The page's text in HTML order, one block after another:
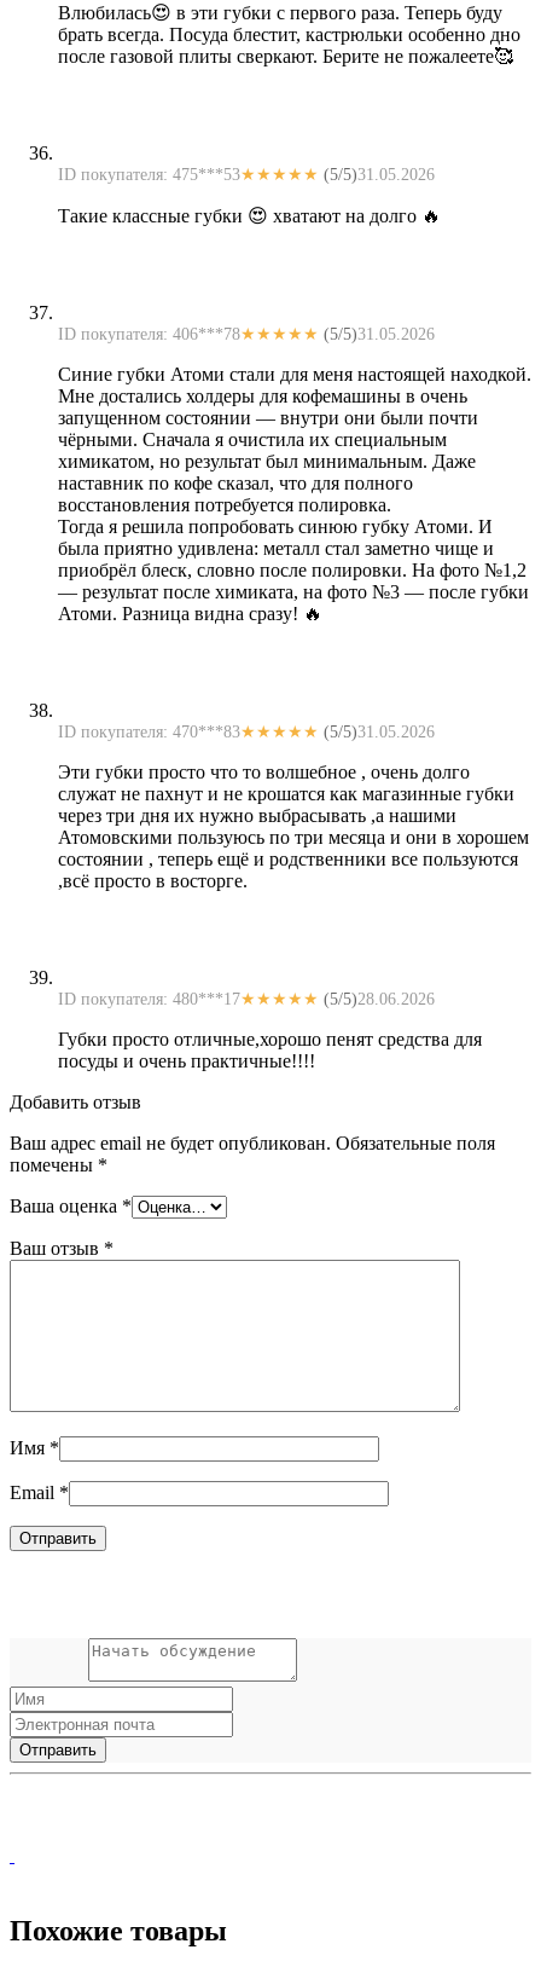
Влюбилась😍 в эти губки с первого раза. Теперь буду
брать всегда. Посуда блестит, кастрюльки особенно дно
после газовой плиты сверкают. Берите не пожалеете🥰
ID покупателя: 475***53★★★★★ (5/5)31.05.2026
Такие классные губки 😍 хватают на долго 🔥
ID покупателя: 406***78★★★★★ (5/5)31.05.2026
Синие губки Атоми стали для меня настоящей находкой.
Мне достались холдеры для кофемашины в очень
запущенном состоянии — внутри они были почти
чёрными. Сначала я очистила их специальным
химикатом, но результат был минимальным. Даже
наставник по кофе сказал, что для полного
восстановления потребуется полировка.
Тогда я решила попробовать синюю губку Атоми. И
была приятно удивлена: металл стал заметно чище и
приобрёл блеск, словно после полировки. На фото №1,2
— результат после химиката, на фото №3 — после губки
Атоми. Разница видна сразу! 🔥
ID покупателя: 470***83★★★★★ (5/5)31.05.2026
Эти губки просто что то волшебное , очень долго
служат не пахнут и не крошатся как магазинные губки
через три дня их нужно выбрасывать ,а нашими
Атомовскими пользуюсь по три месяца и они в хорошем
состоянии , теперь ещё и родственники все пользуются
,всё просто в восторге.
ID покупателя: 480***17★★★★★ (5/5)28.06.2026
Губки просто отличные,хорошо пенят средства для
посуды и очень практичные!!!!
Добавить отзыв
Ваш адрес email не будет опубликован. Обязательные поля
помечены *
Ваша оценка *
Ваш отзыв *
Имя *
Email *
Похожие товары